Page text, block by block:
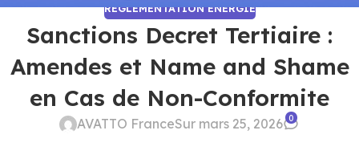
RÉGLEMENTATION ÉNERGIE
Sanctions Decret Tertiaire :
Amendes et Name and Shame
en Cas de Non-Conformite
AVATTO FranceSur mars 25, 2026 0